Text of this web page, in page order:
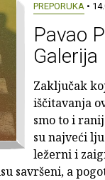
PREPORUKA •
Pavao
Galerija
Zaključak
iščitavanja
smo to i
su najveći
ležerni i
savršeni, a